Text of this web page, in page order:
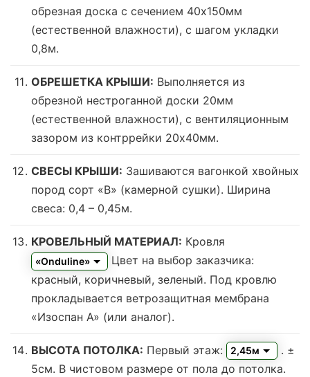
обрезная доска с сечением 40х150мм
(естественной влажности), с шагом укладки
0,8м.
ОБРЕШЕТКА КРЫШИ: Выполняется из
обрезной нестроганной доски 20мм
(естественной влажности), с вентиляционным
зазором из контррейки 20х40мм.
СВЕСЫ КРЫШИ: Зашиваются вагонкой хвойных
пород сорт «В» (камерной сушки). Ширина
свеса: 0,4 – 0,45м.
КРОВЕЛЬНЫЙ МАТЕРИАЛ: Кровля
«Onduline»
Цвет на выбор заказчика:
красный, коричневый, зеленый. Под кровлю
прокладывается ветрозащитная мембрана
«Изоспан А» (или аналог).
ВЫСОТА ПОТОЛКА: Первый этаж: 2,45м
. ±
5см. В чистовом размере от пола до потолка.